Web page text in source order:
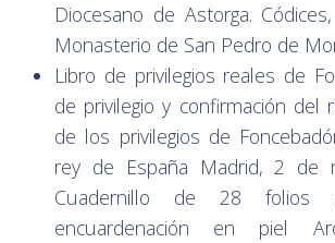
Diocesano de Astorga.
Monasterio de San Pedro de
Libro de privilegios reales de
de privilegio y confirmación del
de los privilegios de
rey de España Madrid, 2 de
Cuadernillo de 28 folios
encuardenación en piel